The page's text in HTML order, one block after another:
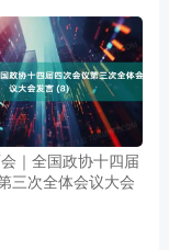
｜全国政协十四届
三次全体会议大会